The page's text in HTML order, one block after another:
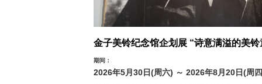
金子美铃纪念馆企划展 “诗意满溢的美铃
期间：
2026年5月30日(周六) ～ 2026年8月20日(周